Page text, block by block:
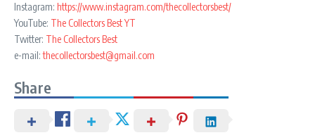
Instagram: https://www.instagram.com/thecollectorsbest/
YouTube: The Collectors Best YT
Twitter: The Collectors Best
e-mail:thecollectorsbest@gmail.com
Share